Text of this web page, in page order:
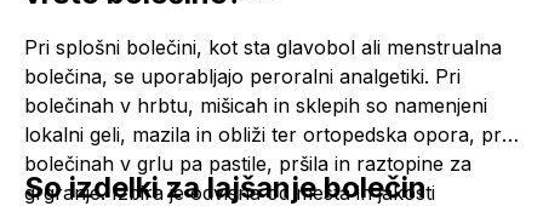
Pri splošni bolečini, kot sta glavobol ali menstrualna
bolečina, se uporabljajo peroralni analgetiki. Pri
bolečinah v hrbtu, mišicah in sklepih so namenjeni
lokalni geli, mazila in obliži ter ortopedska opora, pri
bolečinah v grlu pa pastile, pršila in raztopine za
grgranje. Izbira je odvisna od mesta in jakosti
So izdelki za lajšanje bolečin